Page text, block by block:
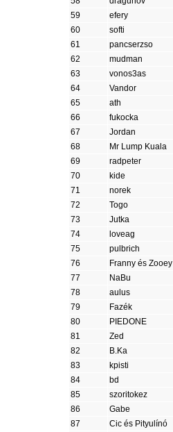
59
efery
60
softi
61
pancserzso
62
mudman
63
vonos3as
64
Vandor
65
ath
66
fukocka
67
Jordan
68
Mr Lump Kuala
69
radpeter
70
kide
71
norek
72
Togo
73
Jutka
74
loveag
75
pulbrich
76
Franny és Zooey
77
NaBu
78
aulus
79
Fazék
80
PIEDONE
81
Zed
82
B.Ka
83
kpisti
84
bd
85
szoritokez
86
Gabe
87
Cic és Pityulínó